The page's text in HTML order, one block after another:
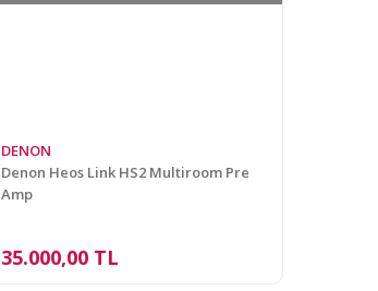
DENON
Denon Heos Link HS2 Multiroom Pre
Amp
35.000,00 TL